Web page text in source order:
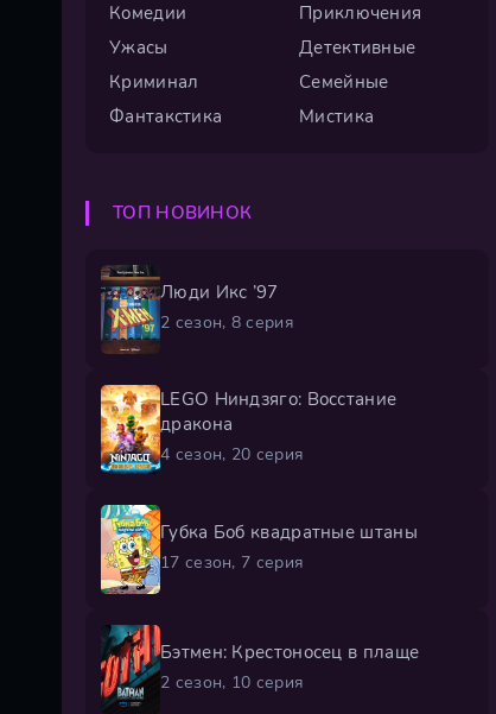
Комедии
Приключения
Ужасы
Детективные
Криминал
Семейные
Фантакстика
Мистика
ТОП НОВИНОК
Люди Икс ’97
2 сезон, 8 серия
LEGO Ниндзяго: Восстание
дракона
4 сезон, 20 серия
Губка Боб квадратные штаны
17 сезон, 7 серия
Бэтмен: Крестоносец в плаще
2 сезон, 10 серия